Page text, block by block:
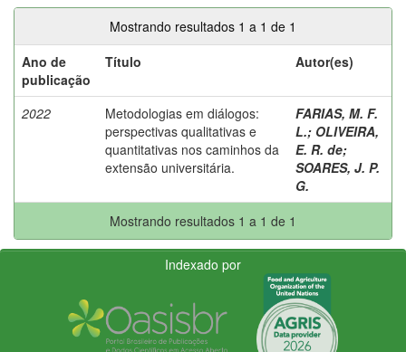
Mostrando resultados 1 a 1 de 1
Ano de
publicação
Título Autor(es)
2022
Metodologias em diálogos:
perspectivas qualitativas e
quantitativas nos caminhos da
extensão universitária.
FARIAS, M. F.
L.; OLIVEIRA,
E. R. de;
SOARES, J. P.
G.
Mostrando resultados 1 a 1 de 1
Indexado por